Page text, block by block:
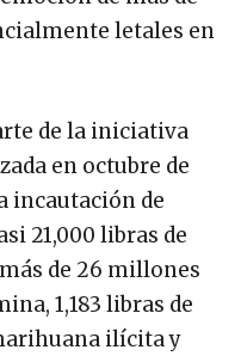
letales en
de la iniciativa
en octubre de
incautación de
21,000 libras de
de 26 millones
1,183 libras de
ilícita y